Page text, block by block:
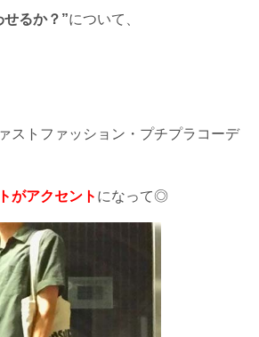
せるか？”について、
ストファッション・プチプラコーデ
がアクセント になって◎